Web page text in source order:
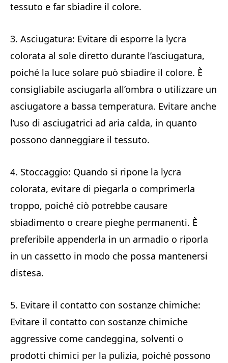
tessuto e far sbiadire il colore.
3. Asciugatura: Evitare di esporre la lycra
colorata al sole diretto durante l’asciugatura,
poiché la luce solare può sbiadire il colore. È
consigliabile asciugarla all’ombra o utilizzare un
asciugatore a bassa temperatura. Evitare anche
l’uso di asciugatrici ad aria calda, in quanto
possono danneggiare il tessuto.
4. Stoccaggio: Quando si ripone la lycra
colorata, evitare di piegarla o comprimerla
troppo, poiché ciò potrebbe causare
sbiadimento o creare pieghe permanenti. È
preferibile appenderla in un armadio o riporla
in un cassetto in modo che possa mantenersi
distesa.
5. Evitare il contatto con sostanze chimiche:
Evitare il contatto con sostanze chimiche
aggressive come candeggina, solventi o
prodotti chimici per la pulizia, poiché possono